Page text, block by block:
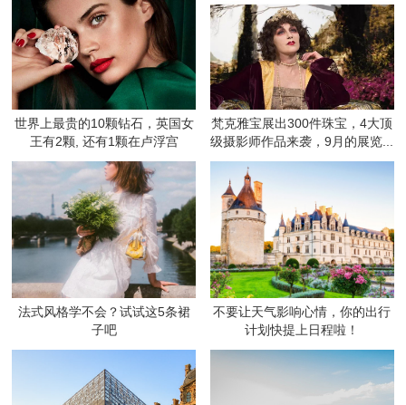
世界上最贵的10颗钻石，英国女
王有2颗, 还有1颗在卢浮宫
梵克雅宝展出300件珠宝，4大顶
级摄影师作品来袭，9月的展览...
法式风格学不会？试试这5条裙
子吧
不要让天气影响心情，你的出行
计划快提上日程啦！